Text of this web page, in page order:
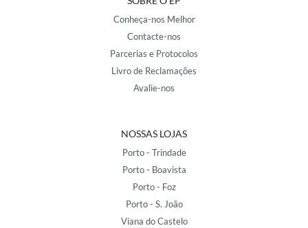
Conheça-nos Melhor
Contacte-nos
Parcerias e Protocolos
Livro de Reclamações
Avalie-nos
NOSSAS LOJAS
Porto - Trindade
Porto - Boavista
Porto - Foz
Porto - S. João
Viana do Castelo